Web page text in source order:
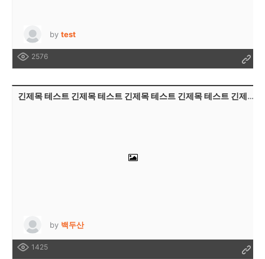
by test
2576
긴제목 테스트 긴제목 테스트 긴제목 테스트 긴제목 테스트 긴제목 테스트 긴제목 테스트 긴제목 테스트 긴제목 테스트 긴제목 테스트 긴제목 테스트
by 백두산
1425